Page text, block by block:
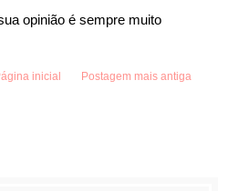
opinião é sempre muito
Postagem mais antiga
inicial